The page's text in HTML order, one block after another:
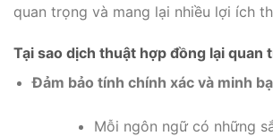
quan trọng và mang lại nhiều lợi ích
Tại sao dịch thuật hợp đồng lại quan
Đảm bảo tính chính xác và minh
Mỗi ngôn ngữ có những